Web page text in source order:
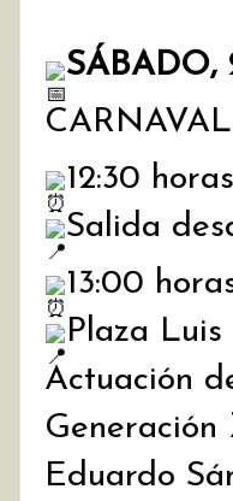
SÁBADO,
12:30
Salida
13:00
Plaza
Actuación
Eduardo